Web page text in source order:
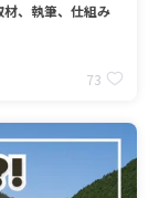
、執筆、仕組み
73